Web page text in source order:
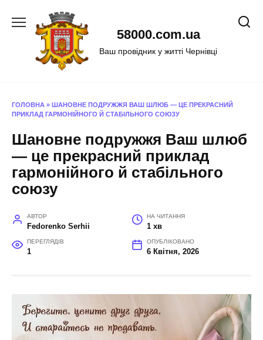
58000.com.ua
Ваш провідник у житті Чернівці
ГОЛОВНА » ШАНОВНЕ ПОДРУЖЖЯ ВАШ ШЛЮБ — ЦЕ ПРЕКРАСНИЙ
ПРИКЛАД ГАРМОНІЙНОГО Й СТАБІЛЬНОГО СОЮЗУ
Шановне подружжя Ваш шлюб
— це прекрасний приклад
гармонійного й стабільного
союзу
АВТОР
Fedorenko Serhii
НА ЧИТАННЯ
1 хв
ПЕРЕГЛЯДІВ
1
ОПУБЛІКОВАНО
6 Квітня, 2026